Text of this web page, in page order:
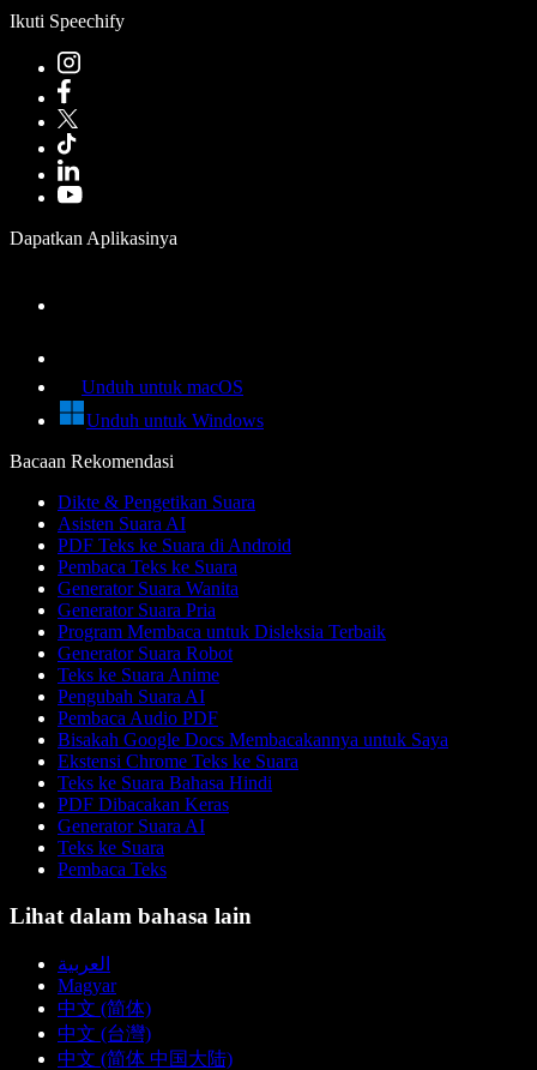
Ikuti Speechify
Dapatkan Aplikasinya
Unduh untuk macOS
Unduh untuk Windows
Bacaan Rekomendasi
Dikte & Pengetikan Suara
Asisten Suara AI
PDF Teks ke Suara di Android
Pembaca Teks ke Suara
Generator Suara Wanita
Generator Suara Pria
Program Membaca untuk Disleksia Terbaik
Generator Suara Robot
Teks ke Suara Anime
Pengubah Suara AI
Pembaca Audio PDF
Bisakah Google Docs Membacakannya untuk Saya
Ekstensi Chrome Teks ke Suara
Teks ke Suara Bahasa Hindi
PDF Dibacakan Keras
Generator Suara AI
Teks ke Suara
Pembaca Teks
Lihat dalam bahasa lain
العربية
Magyar
中文 (简体)
中文 (台灣)
中文 (简体 中国大陆)